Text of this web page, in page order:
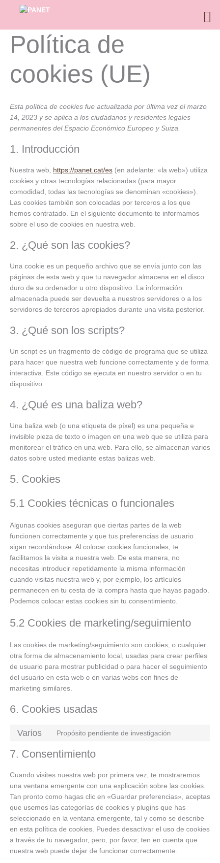
Política de
cookies (UE)
Esta política de cookies fue actualizada por última vez el marzo
14, 2023 y se aplica a los ciudadanos y residentes legales
permanentes del Espacio Económico Europeo y Suiza.
1. Introducción
Nuestra web, https://panet.cat/es (en adelante: «la web») utiliza
cookies y otras tecnologías relacionadas (para mayor
comodidad, todas las tecnologías se denominan «cookies»).
Las cookies también son colocadas por terceros a los que
hemos contratado. En el siguiente documento te informamos
sobre el uso de cookies en nuestra web.
2. ¿Qué son las cookies?
Una cookie es un pequeño archivo que se envía junto con las
páginas de esta web y que tu navegador almacena en el disco
duro de su ordenador u otro dispositivo. La información
almacenada puede ser devuelta a nuestros servidores o a los
servidores de terceros apropiados durante una visita posterior.
3. ¿Qué son los scripts?
Un script es un fragmento de código de programa que se utiliza
para hacer que nuestra web funcione correctamente y de forma
interactiva. Este código se ejecuta en nuestro servidor o en tu
dispositivo.
4. ¿Qué es una baliza web?
Una baliza web (o una etiqueta de píxel) es una pequeña e
invisible pieza de texto o imagen en una web que se utiliza para
monitorear el tráfico en una web. Para ello, se almacenan varios
datos sobre usted mediante estas balizas web.
5. Cookies
5.1 Cookies técnicas o funcionales
Algunas cookies aseguran que ciertas partes de la web
funcionen correctamente y que tus preferencias de usuario
sigan recordándose. Al colocar cookies funcionales, te
facilitamos la visita a nuestra web. De esta manera, no
necesitas introducir repetidamente la misma información
cuando visitas nuestra web y, por ejemplo, los artículos
permanecen en tu cesta de la compra hasta que hayas pagado.
Podemos colocar estas cookies sin tu consentimiento.
5.2 Cookies de marketing/seguimiento
Las cookies de marketing/seguimiento son cookies, o cualquier
otra forma de almacenamiento local, usadas para crear perfiles
de usuario para mostrar publicidad o para hacer el seguimiento
del usuario en esta web o en varias webs con fines de
marketing similares.
6. Cookies usadas
Varios Propósito pendiente de investigación
7. Consentimiento
Cuando visites nuestra web por primera vez, te mostraremos
una ventana emergente con una explicación sobre las cookies.
Tan pronto como hagas clic en «Guardar preferencias», aceptas
que usemos las categorías de cookies y plugins que has
seleccionado en la ventana emergente, tal y como se describe
en esta política de cookies. Puedes desactivar el uso de cookies
a través de tu navegador, pero, por favor, ten en cuenta que
nuestra web puede dejar de funcionar correctamente.